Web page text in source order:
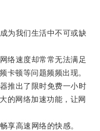
我们生活中不可或缺
速度却常常无法满足
卡顿等问题频频出现。
出了限时免费一小时
的网络加速功能，让网
高速网络的快感。